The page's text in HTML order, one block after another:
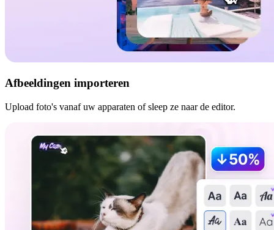
Afbeeldingen importeren
Upload foto's vanaf uw apparaten of sleep ze naar de editor.